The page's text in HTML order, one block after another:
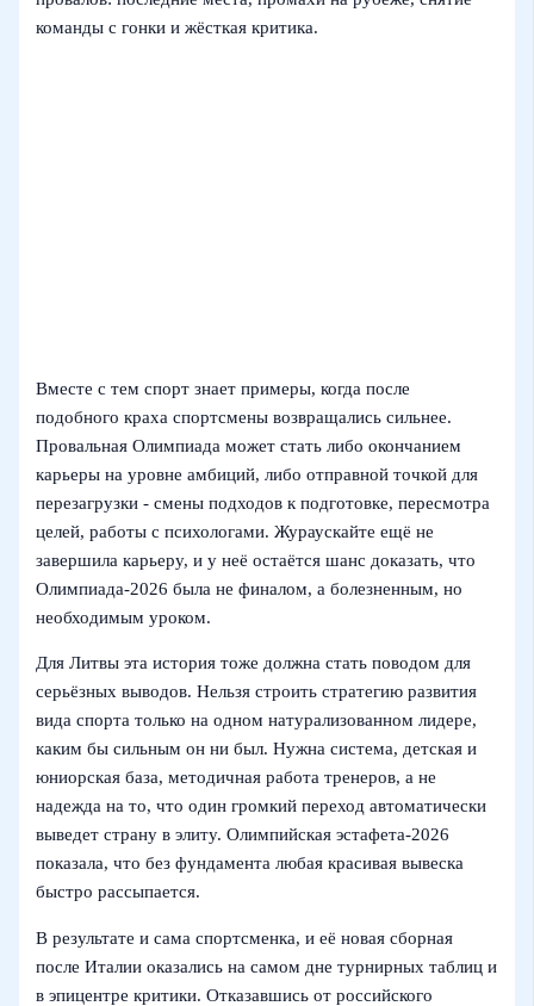
команды с гонки и жёсткая критика.
Вместе с тем спорт знает примеры, когда после
подобного краха спортсмены возвращались сильнее.
Провальная Олимпиада может стать либо окончанием
карьеры на уровне амбиций, либо отправной точкой для
перезагрузки - смены подходов к подготовке, пересмотра
целей, работы с психологами. Жураускайте ещё не
завершила карьеру, и у неё остаётся шанс доказать, что
Олимпиада-2026 была не финалом, а болезненным, но
необходимым уроком.
Для Литвы эта история тоже должна стать поводом для
серьёзных выводов. Нельзя строить стратегию развития
вида спорта только на одном натурализованном лидере,
каким бы сильным он ни был. Нужна система, детская и
юниорская база, методичная работа тренеров, а не
надежда на то, что один громкий переход автоматически
выведет страну в элиту. Олимпийская эстафета-2026
показала, что без фундамента любая красивая вывеска
быстро рассыпается.
В результате и сама спортсменка, и её новая сборная
после Италии оказались на самом дне турнирных таблиц и
в эпицентре критики. Отказавшись от российского